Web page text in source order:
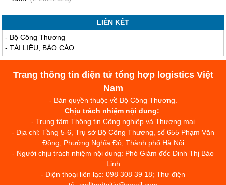
LIÊN KẾT
- Bộ Công Thương
-TÀI LIỆU, BÁO CÁO
Trang thông tin điện tử tổng hợp logistics Việt
Nam
- Bản quyền thuộc về Bộ Công Thương.
Chịu trách nhiệm nội dung:
- Trung tâm Thông tin Công nghiệp và Thương mại
- Địa chỉ: Tầng 5-6, Trụ sở Bộ Công Thương, số 655 Phạm Văn
Đồng, Phường Nghĩa Đô, Thành phố Hà Nội
- Người chịu trách nhiệm nội dung: Phó Giám đốc Đinh Thị Bảo
Linh
- Điện thoại liên lạc: 098 308 39 18; Thư điện